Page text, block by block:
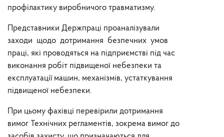
профілактику виробничого травматизму.
Представники Держпраці проаналізували
заходи щодо дотримання безпечних умов
праці, які проводяться на підприємстві під час
виконання робіт підвищеної небезпеки та
експлуатації машин, механізмів, устаткування
підвищеної небезпеки.
При цьому фахівці перевірили дотримання
вимог Технічних регламентів, зокрема вимог до